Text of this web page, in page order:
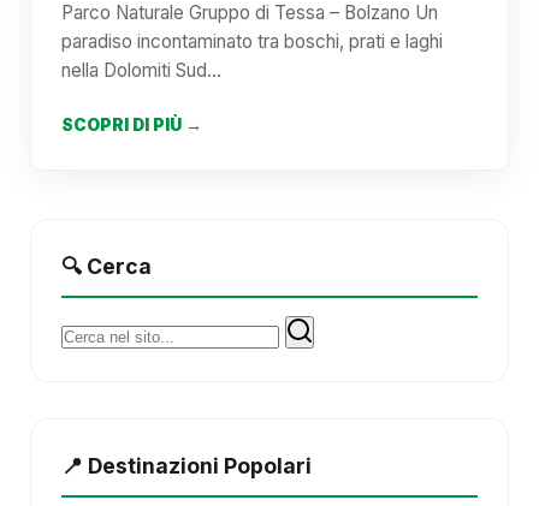
Parco Naturale Gruppo di Tessa – Bolzano Un
paradiso incontaminato tra boschi, prati e laghi
nella Dolomiti Sud…
SCOPRI DI PIÙ →
🔍 Cerca
Cerca:
📍 Destinazioni Popolari